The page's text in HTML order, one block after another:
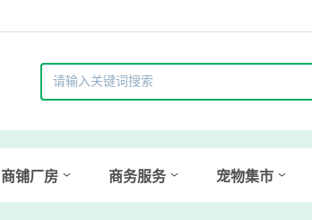
商铺厂房 商务服务 宠物集市